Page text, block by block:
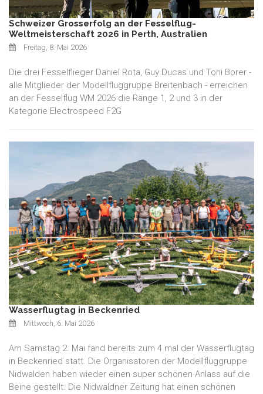
Schweizer Grosserfolg an der Fesselflug-
Weltmeisterschaft 2026 in Perth, Australien
Freitag, 8. Mai 2026
Die drei Fesselflieger Daniel Rota, Guy Ducas und Toni Borer -
alle Mitglieder der Modellfluggruppe Breitenbach - erreichen
an der Fesselflug WM 2026 die Ränge 1, 2 und 3 in der
Kategorie Electrospeed F2G
Wasserflugtag in Beckenried
Mittwoch, 6. Mai 2026
Am Samstag 2. Mai fand bereits zum 4 mal der Wasserflugtag
in Beckenried statt. Die Organisatoren der Modellfluggruppe
Nidwalden haben wieder einen super schönen Anlass auf die
Beine gestellt. Die Nidwaldner Zeitung hat einen schönen